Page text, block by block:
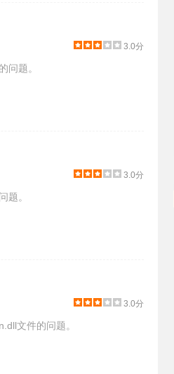
3.0分
问题。
3.0分
题。
3.0分
文件的问题。